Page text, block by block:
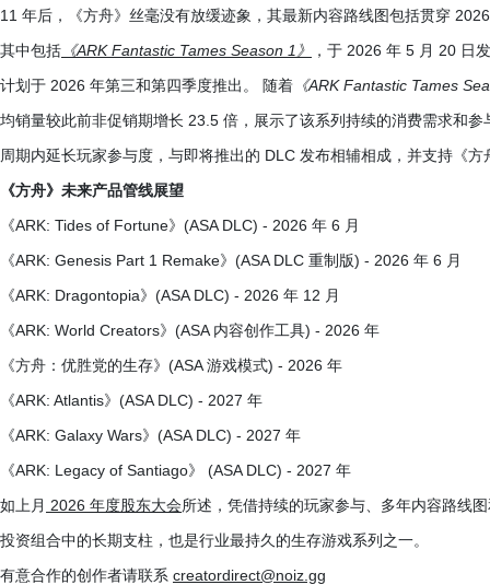
11 年后，《方舟》丝毫没有放缓迹象，其最新内容路线图包括贯穿
其中包括 《ARK Fantastic Tames Season 1》
，于 2026 年 5 月 20 日
计划于 2026 年第三和第四季度推出。 随着 《ARK Fantastic Tames
均销量较此前非促销期增长 23.5 倍，展示了该系列持续的消费需求和
周期内延长玩家参与度，与即将推出的 DLC 发布相辅相成，并支持《
《方舟》未来产品管线展望
《ARK: Tides of Fortune》(ASA DLC) - 2026 年 6 月
《ARK: Genesis Part 1 Remake》(ASA DLC 重制版) - 2026 年 6 月
《ARK: Dragontopia》(ASA DLC) - 2026 年 12 月
《ARK: World Creators》(ASA 内容创作工具) - 2026 年
《方舟：优胜党的生存》(ASA 游戏模式) - 2026 年
《ARK: Atlantis》(ASA DLC) - 2027 年
《ARK: Galaxy Wars》(ASA DLC) - 2027 年
《ARK: Legacy of Santiago》 (ASA DLC) - 2027 年
如上月 2026 年度股东大会所述，凭借持续的玩家参与、多年内容路线
投资组合中的长期支柱，也是行业最持久的生存游戏系列之一。
有意合作的创作者请联系 creatordirect@noiz.gg